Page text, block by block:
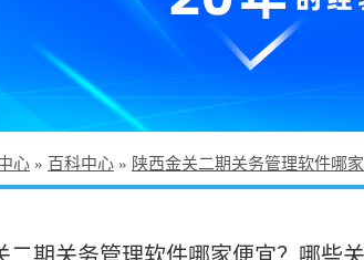
心 » 百科中心 » 陕西金关二期关务管理软件哪